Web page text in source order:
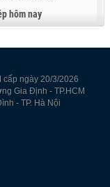
hôm nay
cấp ngày 20/3/2026
Gia Định - TP.HCM
- TP. Hà Nội